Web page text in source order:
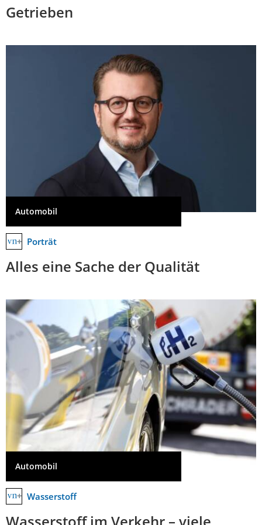
Getrieben
Automobil
Porträt
Alles eine Sache der Qualität
Automobil
Wasserstoff
Wasserstoff im Verkehr – viele